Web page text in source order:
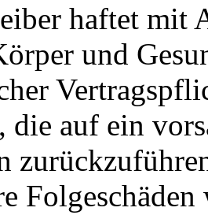
haftet mit
und
die auf ein
Folgeschäden